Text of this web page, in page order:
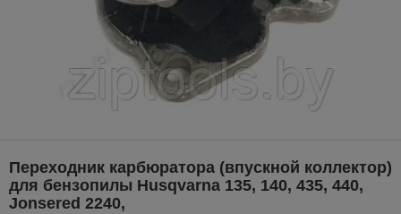
Переходник карбюратора (впускной коллектор)
для бензопилы Husqvarna 135, 140, 435, 440,
Jonsered 2240,